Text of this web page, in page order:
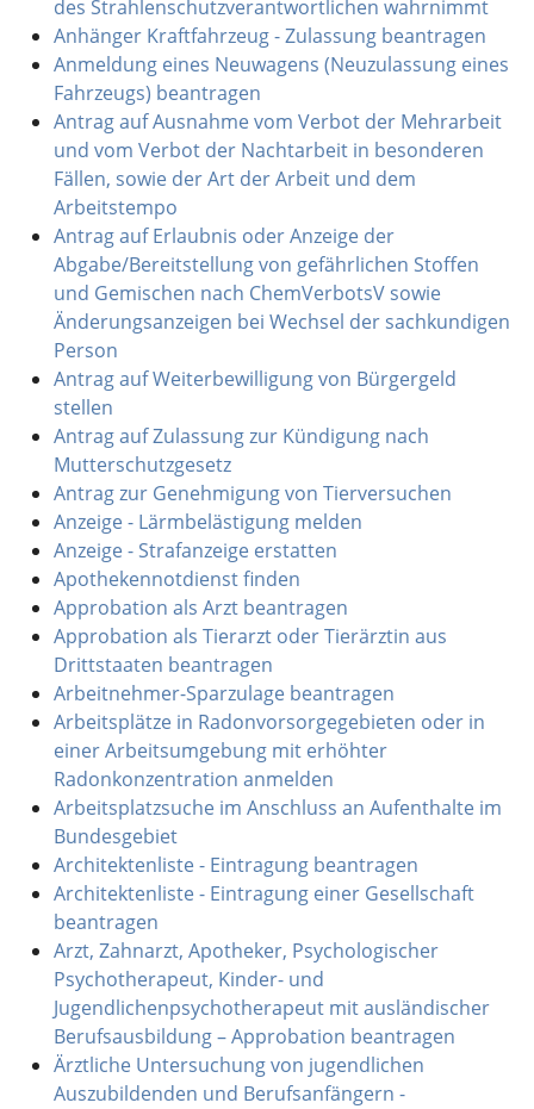
des Strahlenschutzverantwortlichen wahrnimmt
Anhänger Kraftfahrzeug - Zulassung beantragen
Anmeldung eines Neuwagens (Neuzulassung eines
Fahrzeugs) beantragen
Antrag auf Ausnahme vom Verbot der Mehrarbeit
und vom Verbot der Nachtarbeit in besonderen
Fällen, sowie der Art der Arbeit und dem
Arbeitstempo
Antrag auf Erlaubnis oder Anzeige der
Abgabe/Bereitstellung von gefährlichen Stoffen
und Gemischen nach ChemVerbotsV sowie
Änderungsanzeigen bei Wechsel der sachkundigen
Person
Antrag auf Weiterbewilligung von Bürgergeld
stellen
Antrag auf Zulassung zur Kündigung nach
Mutterschutzgesetz
Antrag zur Genehmigung von Tierversuchen
Anzeige - Lärmbelästigung melden
Anzeige - Strafanzeige erstatten
Apothekennotdienst finden
Approbation als Arzt beantragen
Approbation als Tierarzt oder Tierärztin aus
Drittstaaten beantragen
Arbeitnehmer-Sparzulage beantragen
Arbeitsplätze in Radonvorsorgegebieten oder in
einer Arbeitsumgebung mit erhöhter
Radonkonzentration anmelden
Arbeitsplatzsuche im Anschluss an Aufenthalte im
Bundesgebiet
Architektenliste - Eintragung beantragen
Architektenliste - Eintragung einer Gesellschaft
beantragen
Arzt, Zahnarzt, Apotheker, Psychologischer
Psychotherapeut, Kinder- und
Jugendlichenpsychotherapeut mit ausländischer
Berufsausbildung – Approbation beantragen
Ärztliche Untersuchung von jugendlichen
Auszubildenden und Berufsanfängern -